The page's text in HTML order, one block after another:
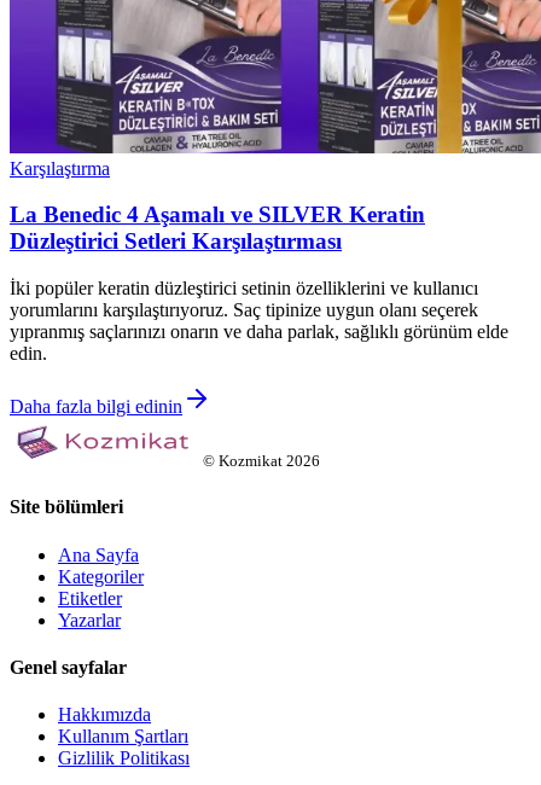
Karşılaştırma
La Benedic 4 Aşamalı ve SILVER Keratin
Düzleştirici Setleri Karşılaştırması
İki popüler keratin düzleştirici setinin özelliklerini ve kullanıcı
yorumlarını karşılaştırıyoruz. Saç tipinize uygun olanı seçerek
yıpranmış saçlarınızı onarın ve daha parlak, sağlıklı görünüm elde
edin.
Daha fazla bilgi edinin
© Kozmikat 2026
Site bölümleri
Ana Sayfa
Kategoriler
Etiketler
Yazarlar
Genel sayfalar
Hakkımızda
Kullanım Şartları
Gizlilik Politikası